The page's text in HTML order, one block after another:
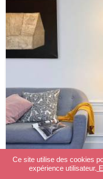
Ce site utilise des cookies
expérience utilisateur.